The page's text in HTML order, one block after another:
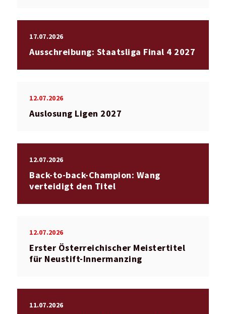
17.07.2026
Ausschreibung: Staatsliga Final 4 2027
12.07.2026
Auslosung Ligen 2027
12.07.2026
Back-to-back-Champion: Wang
verteidigt den Titel
12.07.2026
Erster Österreichischer Meistertitel
für Neustift-Innermanzing
11.07.2026